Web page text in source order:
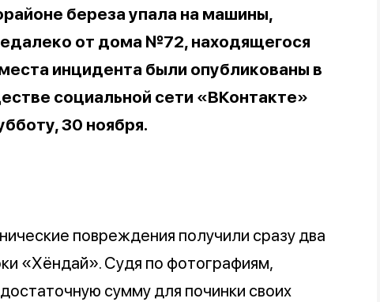
береза упала на машины,
от дома №72, находящегося
инцидента были опубликованы в
социальной сети «ВКонтакте»
30 ноября.
повреждения получили сразу два
«Хёндай». Судя по фотографиям,
сумму для починки своих